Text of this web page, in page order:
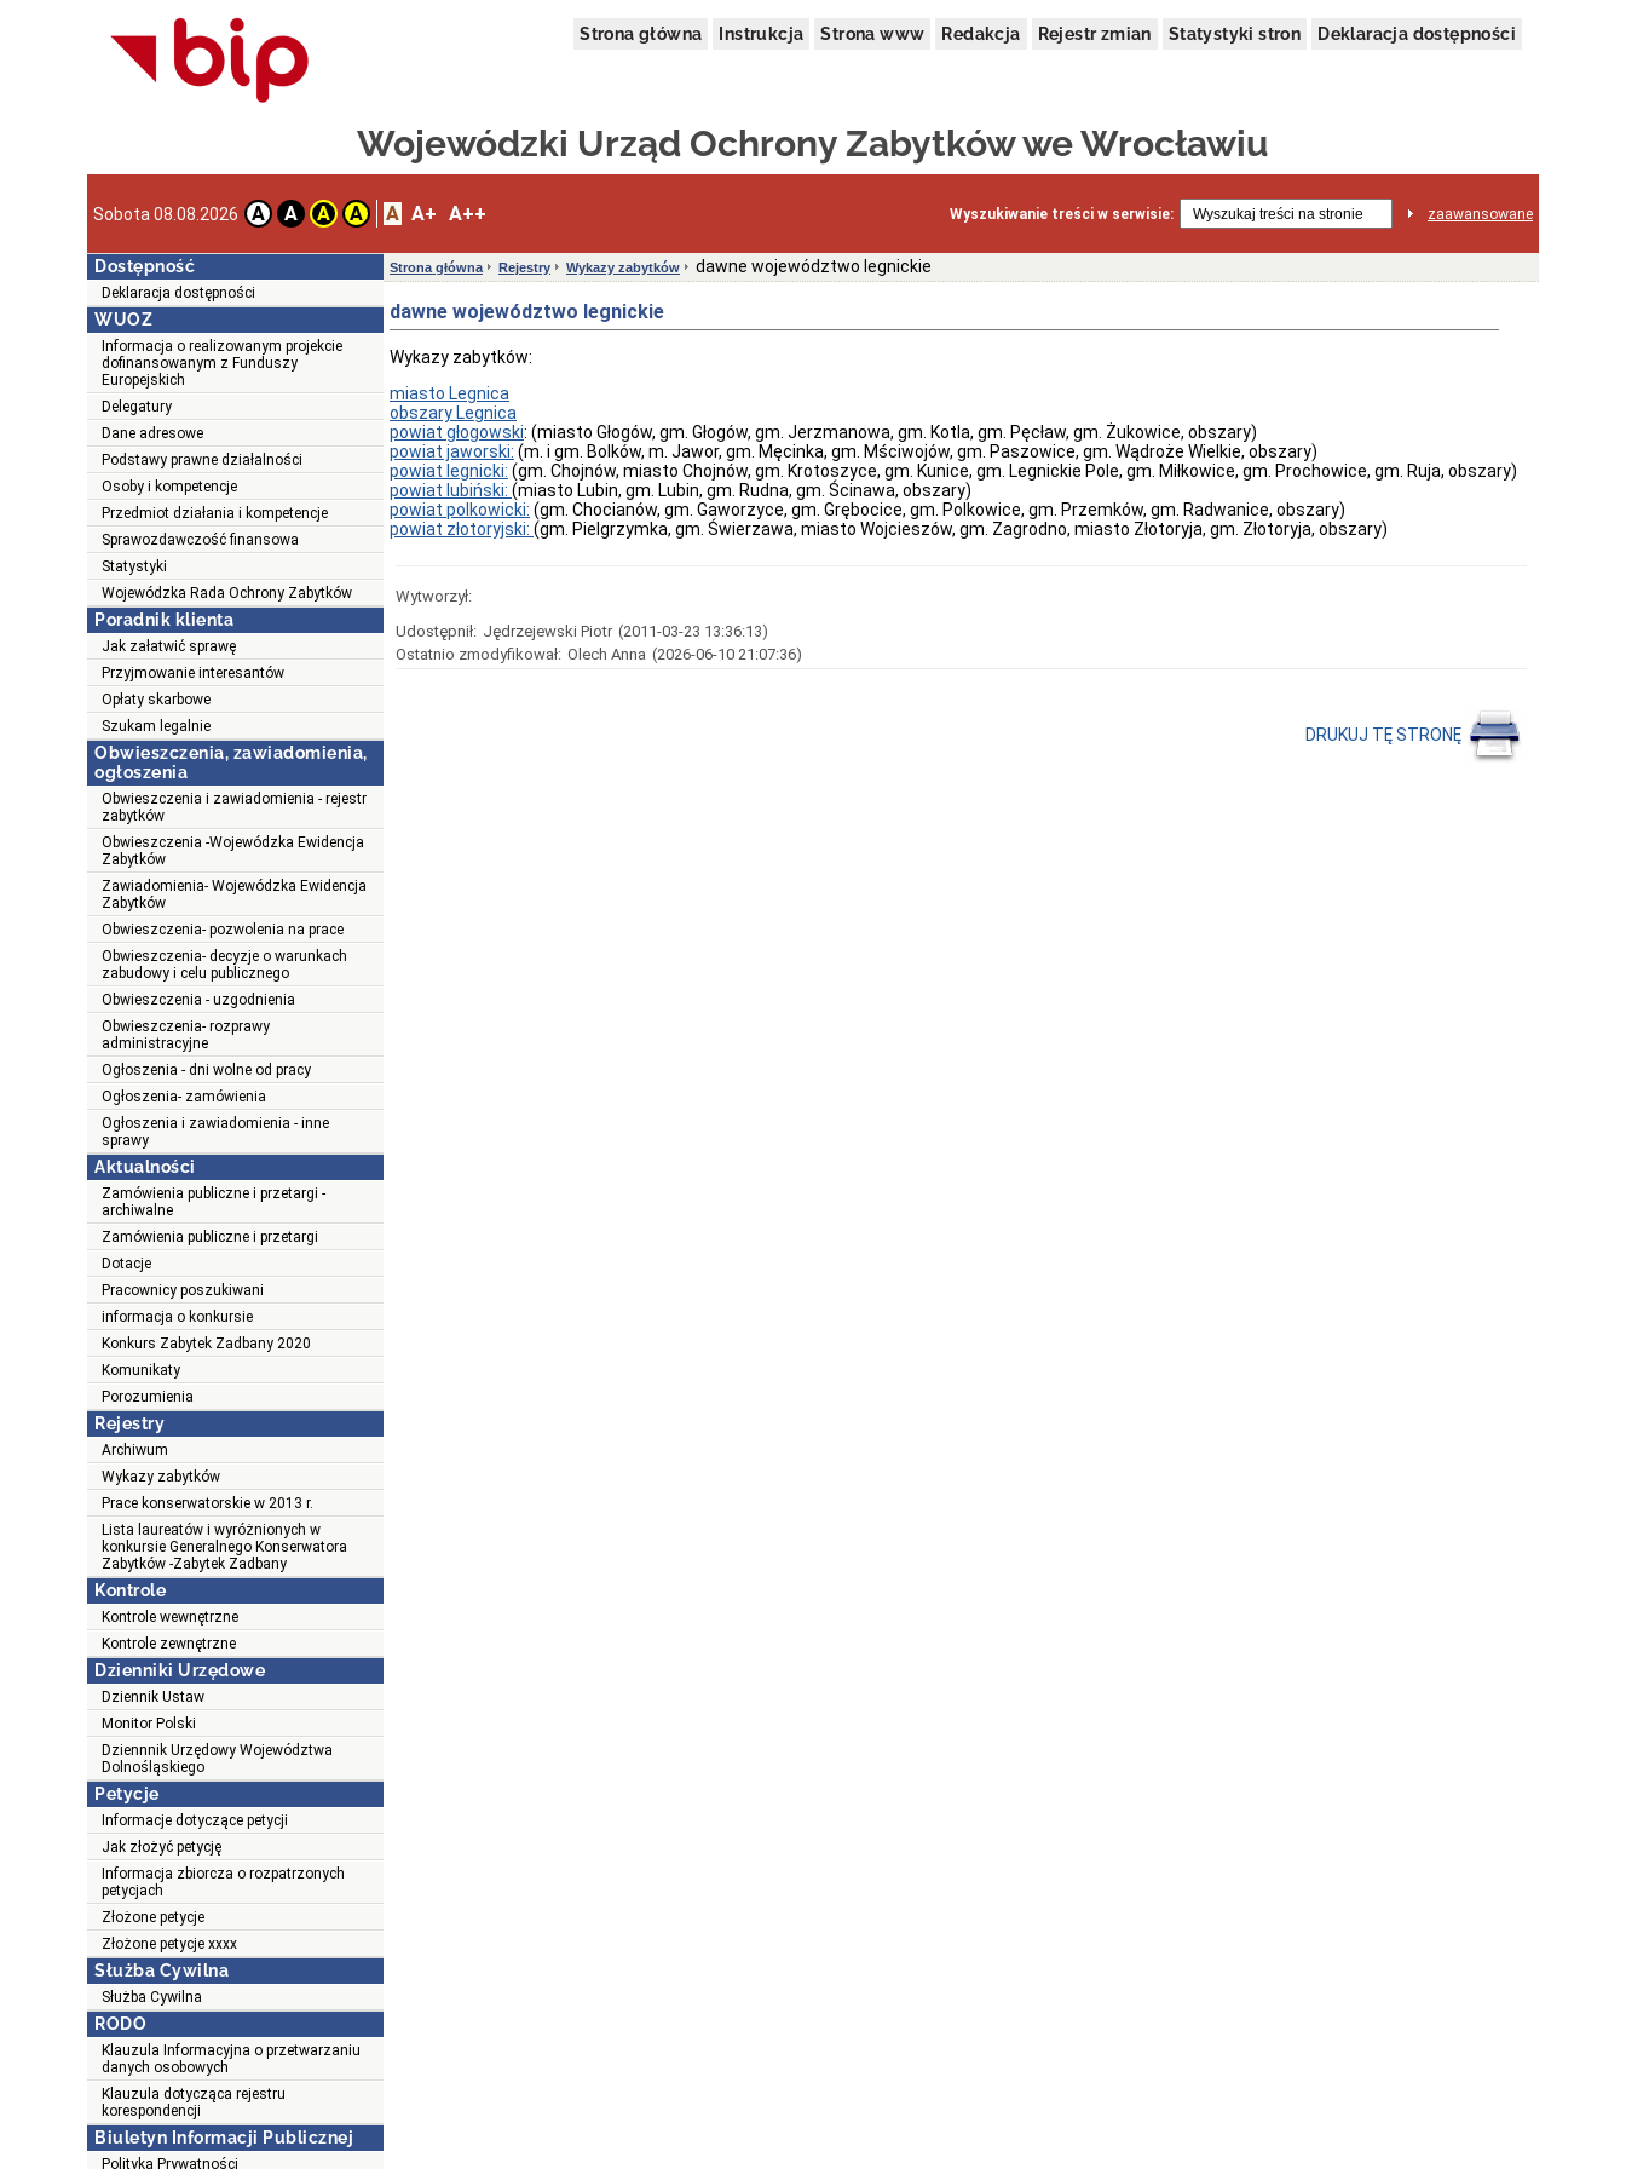
Strona główna Instrukcja Strona www Redakcja Rejestr zmian Statystyki stron Deklaracja dostępności
Wojewódzki Urząd Ochrony Zabytków we Wrocławiu
Sobota 08.08.2026 A A A A A A+ A++ Wyszukiwanie treści w serwisie: zaawansowane
Dostępność
Deklaracja dostępności
WUOZ
Informacja o realizowanym projekcie
dofinansowanym z Funduszy
Europejskich
Delegatury
Dane adresowe
Podstawy prawne działalności
Osoby i kompetencje
Przedmiot działania i kompetencje
Sprawozdawczość finansowa
Statystyki
Wojewódzka Rada Ochrony Zabytków
Poradnik klienta
Jak załatwić sprawę
Przyjmowanie interesantów
Opłaty skarbowe
Szukam legalnie
Obwieszczenia, zawiadomienia,
ogłoszenia
Obwieszczenia i zawiadomienia - rejestr
zabytków
Obwieszczenia -Wojewódzka Ewidencja
Zabytków
Zawiadomienia- Wojewódzka Ewidencja
Zabytków
Obwieszczenia- pozwolenia na prace
Obwieszczenia- decyzje o warunkach
zabudowy i celu publicznego
Obwieszczenia - uzgodnienia
Obwieszczenia- rozprawy
administracyjne
Ogłoszenia - dni wolne od pracy
Ogłoszenia- zamówienia
Ogłoszenia i zawiadomienia - inne
sprawy
Aktualności
Zamówienia publiczne i przetargi -
archiwalne
Zamówienia publiczne i przetargi
Dotacje
Pracownicy poszukiwani
informacja o konkursie
Konkurs Zabytek Zadbany 2020
Komunikaty
Porozumienia
Rejestry
Archiwum
Wykazy zabytków
Prace konserwatorskie w 2013 r.
Lista laureatów i wyróżnionych w
konkursie Generalnego Konserwatora
Zabytków -Zabytek Zadbany
Kontrole
Kontrole wewnętrzne
Kontrole zewnętrzne
Dzienniki Urzędowe
Dziennik Ustaw
Monitor Polski
Dziennnik Urzędowy Województwa
Dolnośląskiego
Petycje
Informacje dotyczące petycji
Jak złożyć petycję
Informacja zbiorcza o rozpatrzonych
petycjach
Złożone petycje
Złożone petycje xxxx
Służba Cywilna
Służba Cywilna
RODO
Klauzula Informacyjna o przetwarzaniu
danych osobowych
Klauzula dotycząca rejestru
korespondencji
Biuletyn Informacji Publicznej
Polityka Prywatności
Strona główna Rejestry Wykazy zabytków dawne województwo legnickie
dawne województwo legnickie
Wykazy zabytków:
miasto Legnica
obszary Legnica
powiat głogowski: (miasto Głogów, gm. Głogów, gm. Jerzmanowa, gm. Kotla, gm. Pęcław, gm. Żukowice, obszary)
powiat jaworski: (m. i gm. Bolków, m. Jawor, gm. Męcinka, gm. Mściwojów, gm. Paszowice, gm. Wądroże Wielkie, obszary)
powiat legnicki: (gm. Chojnów, miasto Chojnów, gm. Krotoszyce, gm. Kunice, gm. Legnickie Pole, gm. Miłkowice, gm. Prochowice, gm. Ruja, obszary)
powiat lubiński: (miasto Lubin, gm. Lubin, gm. Rudna, gm. Ścinawa, obszary)
powiat polkowicki: (gm. Chocianów, gm. Gaworzyce, gm. Grębocice, gm. Polkowice, gm. Przemków, gm. Radwanice, obszary)
powiat złotoryjski: (gm. Pielgrzymka, gm. Świerzawa, miasto Wojcieszów, gm. Zagrodno, miasto Złotoryja, gm. Złotoryja, obszary)
Wytworzył:
Udostępnił: Jędrzejewski Piotr (2011-03-23 13:36:13)
Ostatnio zmodyfikował: Olech Anna (2026-06-10 21:07:36)
DRUKUJ TĘ STRONĘ